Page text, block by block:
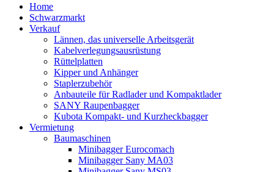
Home
Schwarzmarkt
Verkauf
Lännen, das universelle Arbeitsgerät
Kabelverlegungsausrüstung
Rüttelplatten
Kipper und Anhänger
Staplerzubehör
Anbauteile für Radlader und Kompaktlader
SANY Raupenbagger
Kubota Kompakt- und Kurzheckbagger
Vermietung
Baumaschinen
Minibagger Eurocomach
Minibagger Sany MA03